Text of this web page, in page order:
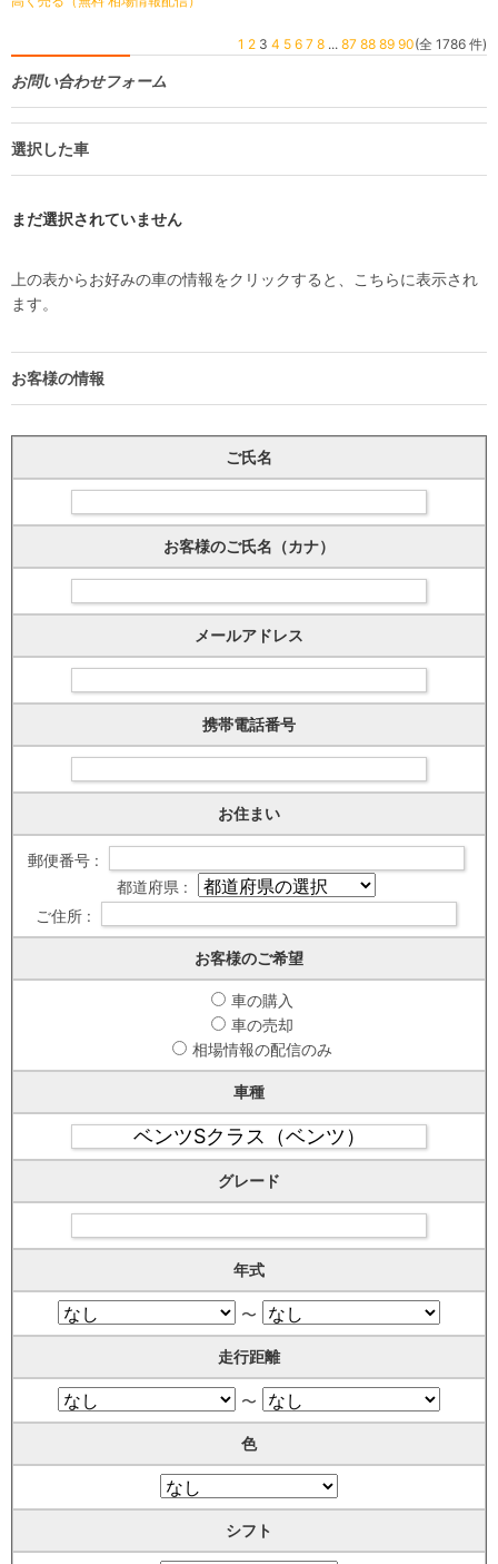
1 2 3 4 5 6 7 8 ... 87 88 89 90(全 1786 件)
お問い合わせフォーム
選択した車
まだ選択されていません
上の表からお好みの車の情報をクリックすると、こちらに表示され
ます。
お客様の情報
ご氏名
お客様のご氏名（カナ）
メールアドレス
携帯電話番号
お住まい
郵便番号 :
都道府県 :
ご住所 :
お客様のご希望
車の購入
車の売却
相場情報の配信のみ
車種
グレード
年式
〜
走行距離
〜
色
シフト